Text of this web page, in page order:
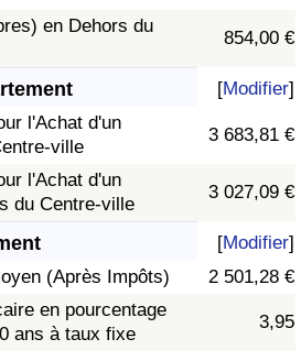
en Dehors du
854,00 €
[Modifier]
l'Achat d'un
ville
3 683,81 €
l'Achat d'un
du Centre-ville
3 027,09 €
[Modifier]
(Après Impôts)
2 501,28 €
en pourcentage
ans à taux fixe
3,95